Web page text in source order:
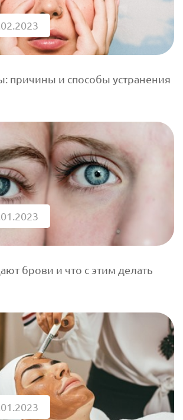
причины и способы устранения
брови и что с этим делать